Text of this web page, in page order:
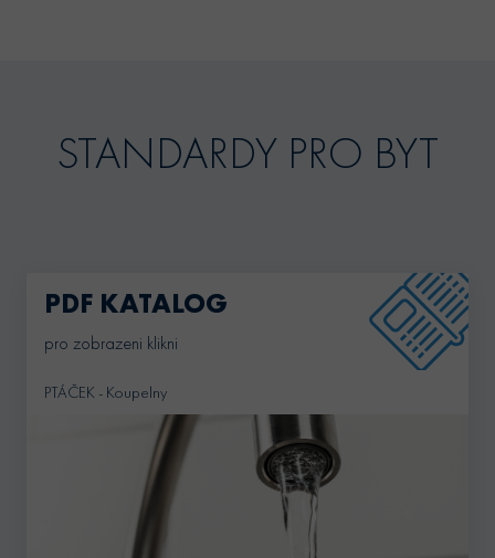
STANDARDY PRO BYT
PDF KATALOG
pro zobrazeni klikni
PTÁČEK - Koupelny